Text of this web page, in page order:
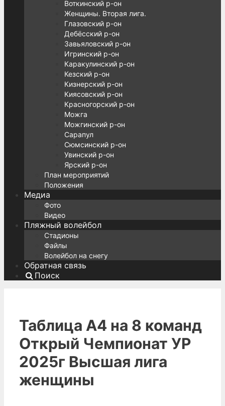
Воткинский р-он
Женщины. Вторая лига.
Глазовский р-он
Дебёсский р-он
Завьяловский р-он
Игринский р-он
Каракулинский р-он
Кезский р-он
Кизнерский р-он
Киясовский р-он
Красногорский р-он
Можга
Можгинский р-он
Сарапул
Сюмсинский р-он
Увинский р-он
Ярский р-он
План мероприятий
Положения
Медиа
Фото
Видео
Пляжный волейбол
Стадионы
Файлы
Волейбол на снегу
Обратная связь
Поиск
Таблица А4 на 8 команд
Открый Чемпионат УР
2025г Высшая лига
женщины